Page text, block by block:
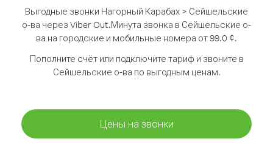
Выгодные звонки Нагорный Карабах > Сейшельские
о-ва через Viber Out.Минута звонка в Сейшельские о-
ва на городские и мобильные номера от 99.0 ¢.
Пополните счёт или подключите тариф и звоните в
Сейшельские о-ва по выгодным ценам.
Цены на звонки